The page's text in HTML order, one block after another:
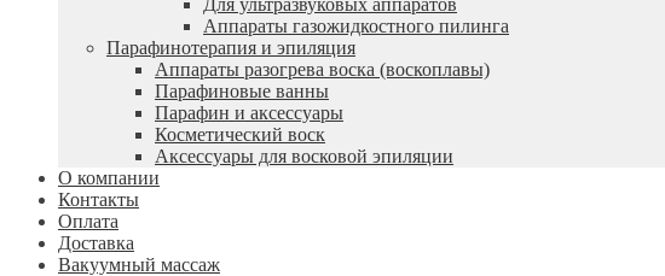
Для ультразвуковых аппаратов
Аппараты газожидкостного пилинга
Парафинотерапия и эпиляция
Аппараты разогрева воска (воскоплавы)
Парафиновые ванны
Парафин и аксессуары
Косметический воск
Аксессуары для восковой эпиляции
О компании
Контакты
Оплата
Доставка
Вакуумный массаж